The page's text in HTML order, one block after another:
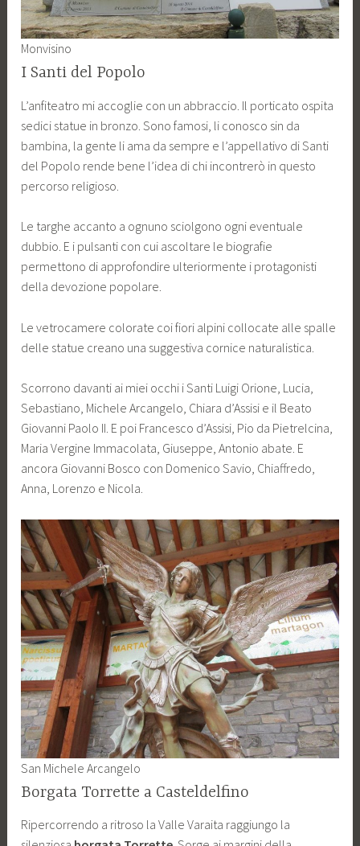
Monvisino
I Santi del Popolo
L’anfiteatro mi accoglie con un abbraccio. Il porticato ospita
sedici statue in bronzo. Sono famosi, li conosco sin da
bambina, la gente li ama da sempre e l’appellativo di Santi
del Popolo rende bene l’idea di chi incontrerò in questo
percorso religioso.
Le targhe accanto a ognuno sciolgono ogni eventuale
dubbio. E i pulsanti con cui ascoltare le biografie
permettono di approfondire ulteriormente i protagonisti
della devozione popolare.
Le vetrocamere colorate coi fiori alpini collocate alle spalle
delle statue creano una suggestiva cornice naturalistica.
Scorrono davanti ai miei occhi i Santi Luigi Orione, Lucia,
Sebastiano, Michele Arcangelo, Chiara d’Assisi e il Beato
Giovanni Paolo II. E poi Francesco d’Assisi, Pio da Pietrelcina,
Maria Vergine Immacolata, Giuseppe, Antonio abate. E
ancora Giovanni Bosco con Domenico Savio, Chiaffredo,
Anna, Lorenzo e Nicola.
San Michele Arcangelo
Borgata Torrette a Casteldelfino
Ripercorrendo a ritroso la Valle Varaita raggiungo la